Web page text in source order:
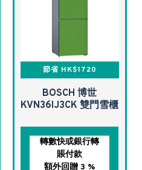
節省 HK$1720
BOSCH 博世
KVN36IJ3CK 雙門雪櫃
轉數快或銀行轉
賬付款
額外回贈 3 %